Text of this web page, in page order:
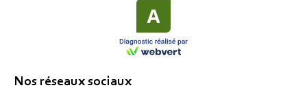
Nos réseaux sociaux